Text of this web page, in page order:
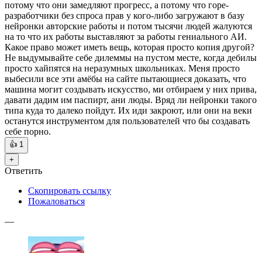
потому что они замедляют прогресс, а потому что горе-
разработчики без спроса прав у кого-либо загружают в базу
нейронки авторские работы и потом тысячи людей жалуются
на то что их работы выставляют за работы гениального АИ.
Какое право может иметь вещь, которая просто копия другой?
Не выдумывайте себе дилеммы на пустом месте, когда дебилы
просто хайпятся на неразумных школьниках. Меня просто
выбесили все эти амёбы на сайте пытающиеся доказать, что
машина могит создывать искусство, ми отбираем у них прива,
давати дадим им паспирт, ани люды. Вряд ли нейронки такого
типа куда то далеко пойдут. Их иди закроют, или они на веки
останутся инструментом для пользователей что бы создавать
себе порно.
👍 1
+
Ответить
Скопировать ссылку
Пожаловаться
—